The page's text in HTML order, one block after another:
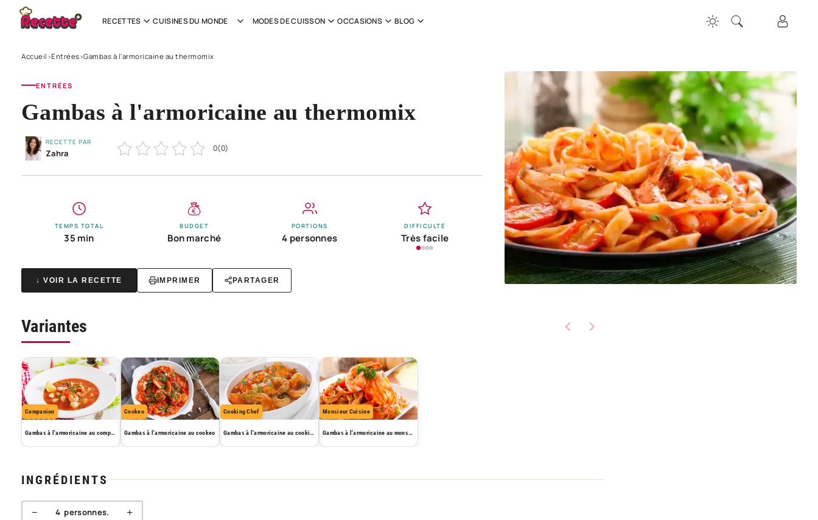
RECETTES CUISINES DU MONDE MODES DE CUISSON OCCASIONS BLOG
Accueil ›Entrées ›Gambas à l'armoricaine au thermomix
ENTRÉES
Gambas à l'armoricaine au thermomix
RECETTE PAR
Zahra 0(0)
TEMPS TOTAL
35 min
BUDGET
Bon marché
PORTIONS
4 personnes
DIFFICULTÉ
Très facile
↓ VOIR LA RECETTE IMPRIMER PARTAGER
Variantes
Companion
Gambas à l'armoricaine au companion
Cookeo
Gambas à l'armoricaine au cookeo
Cooking Chef
Gambas à l'armoricaine au cooking chef
Monsieur Cuisine
Gambas à l'armoricaine au monsieur cuisine
INGRÉDIENTS
− 4personnes. +